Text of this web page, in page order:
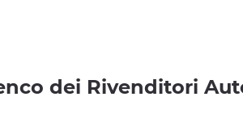
dei Rivenditori